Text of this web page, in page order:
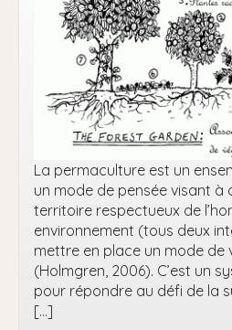
La permaculture est un
un mode de pensée visant à
territoire respectueux de
environnement (tous deux
mettre en place un mode de
(Holmgren, 2006). C’est un
pour répondre au défi de la
[…]